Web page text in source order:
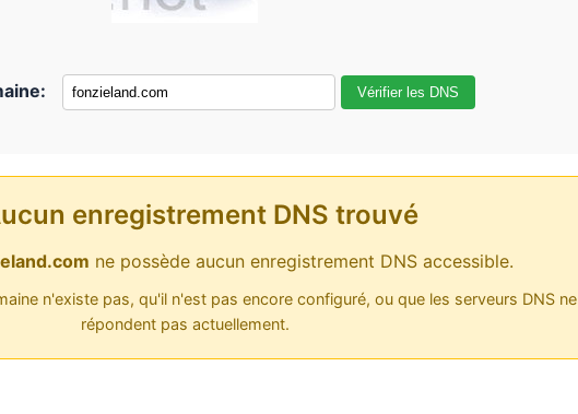
Vérifier les DNS
enregistrement DNS trouvé
ne possède aucun enregistrement DNS accessible.
n'existe pas, qu'il n'est pas encore configuré, ou que les serveurs DNS ne
répondent pas actuellement.